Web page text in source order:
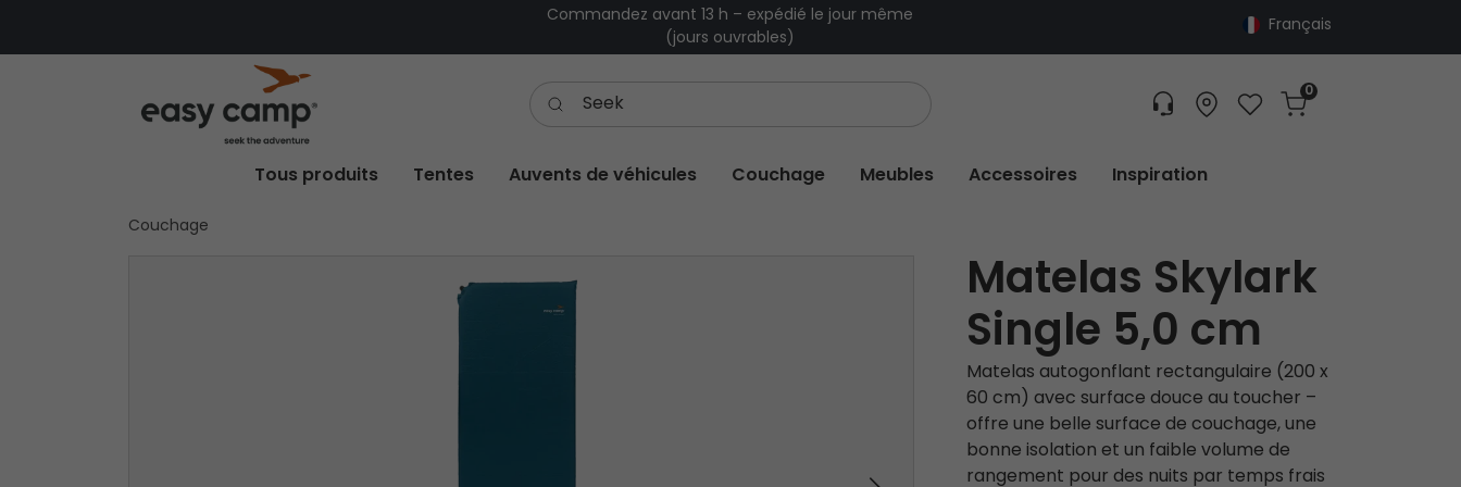
Commandez avant 13 h – expédié le jour même
(jours ouvrables)
Français
Customer service
Find dealer
Favorites
Cart
0
Tous produits Tentes Auvents de véhicules Couchage Meubles Accessoires Inspiration
Couchage
Matelas Skylark
Single 5,0 cm
Matelas autogonflant rectangulaire (200 x
60 cm) avec surface douce au toucher –
offre une belle surface de couchage, une
bonne isolation et un faible volume de
rangement pour des nuits par temps frais